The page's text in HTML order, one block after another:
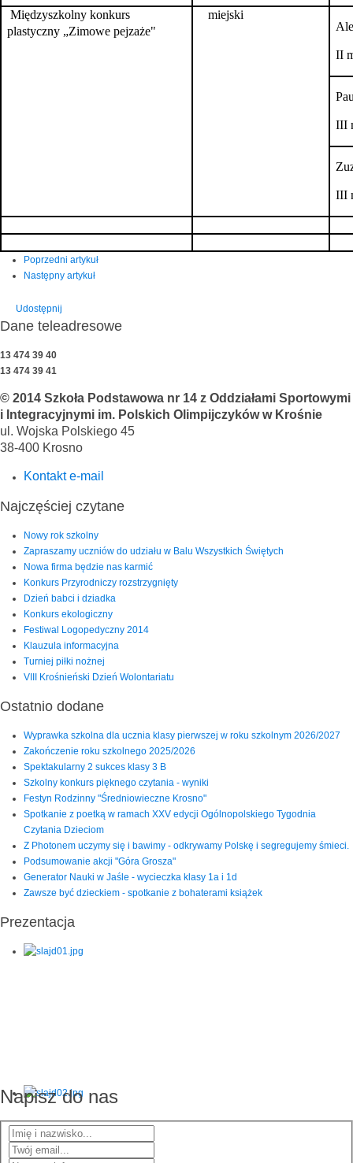
Międzyszkolny konkurs
plastyczny „Zimowe pejzaże"
miejski
II
III
III
Poprzedni artykuł
Następny artykuł
Udostępnij
Dane teleadresowe
13 474 39 40
13 474 39 41
© 2014 Szkoła Podstawowa nr 14 z Oddziałami Sportowymi
i Integracyjnymi im. Polskich Olimpijczyków w Krośnie
ul. Wojska Polskiego 45
38-400 Krosno
Kontakt e-mail
Najczęściej czytane
Nowy rok szkolny
Zapraszamy uczniów do udziału w Balu Wszystkich Świętych
Nowa firma będzie nas karmić
Konkurs Przyrodniczy rozstrzygnięty
Dzień babci i dziadka
Konkurs ekologiczny
Festiwal Logopedyczny 2014
Klauzula informacyjna
Turniej piłki nożnej
VIII Krośnieński Dzień Wolontariatu
Ostatnio dodane
Wyprawka szkolna dla ucznia klasy pierwszej w roku szkolnym 2026/2027
Zakończenie roku szkolnego 2025/2026
Spektakularny 2 sukces klasy 3 B
Szkolny konkurs pięknego czytania - wyniki
Festyn Rodzinny "Średniowieczne Krosno"
Spotkanie z poetką w ramach XXV edycji Ogólnopolskiego Tygodnia
Czytania Dzieciom
Z Photonem uczymy się i bawimy - odkrywamy Polskę i segregujemy śmieci.
Podsumowanie akcji "Góra Grosza"
Generator Nauki w Jaśle - wycieczka klasy 1a i 1d
Zawsze być dzieckiem - spotkanie z bohaterami książek
Prezentacja
Napisz do nas